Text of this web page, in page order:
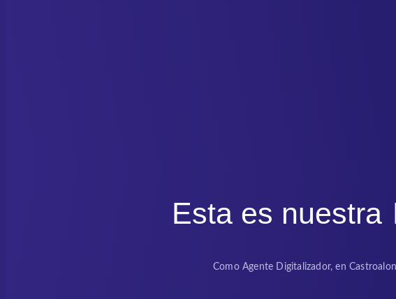
Esta es nuestra
Como Agente Digitalizador, en